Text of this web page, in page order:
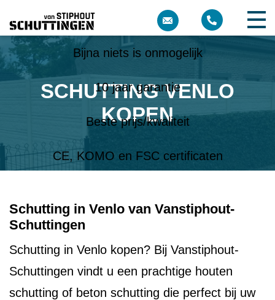
SCHUTTING VENLO
KOPEN
Meer dan 10 jaar ervaring
Bijna niets is onmogelijk
10 jaar garantie
Beste prijs/kwaliteit
CE, KOMO en FSC certificaten
Schutting in Venlo van Vanstiphout-
Schuttingen
Schutting in Venlo kopen? Bij Vanstiphout-
Schuttingen vindt u een prachtige houten
schutting of beton schutting die perfect bij uw